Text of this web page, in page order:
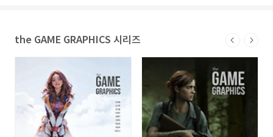
the GAME GRAPHICS 시리즈